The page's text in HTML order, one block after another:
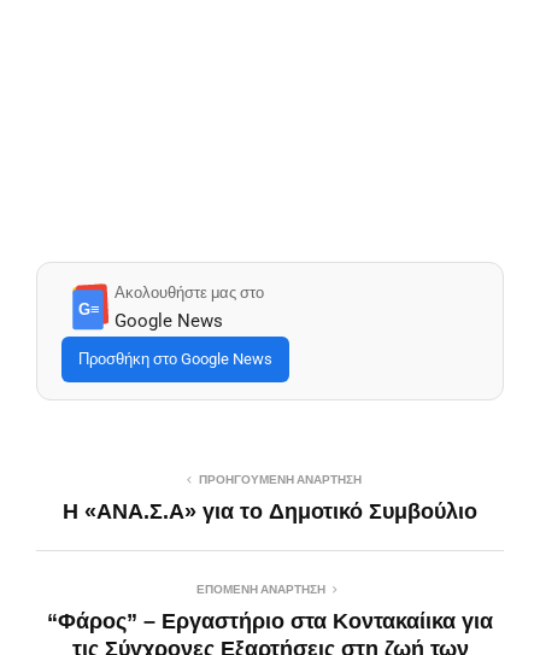
G≡
Ακολουθήστε μας στο
Google News
Προσθήκη στο Google News
ΠΡΟΗΓΟΎΜΕΝΗ ΑΝΆΡΤΗΣΗ
Η «ΑΝΑ.Σ.Α» για τo Δημοτικό Συμβούλιο
ΕΠΌΜΕΝΗ ΑΝΆΡΤΗΣΗ
“Φάρος” – Εργαστήριο στα Κοντακαίικα για
τις Σύγχρονες Εξαρτήσεις στη ζωή των